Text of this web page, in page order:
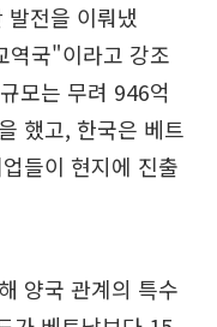
발전을 이뤄냈
역국"이라고 강조
모는 무려 946억
했고, 한국은 베트
들이 현지에 진출
양국 관계의 특수